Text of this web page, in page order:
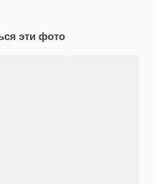
эти фото